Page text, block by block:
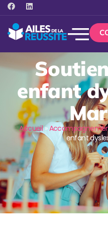
enfant
Accueil»
enfant